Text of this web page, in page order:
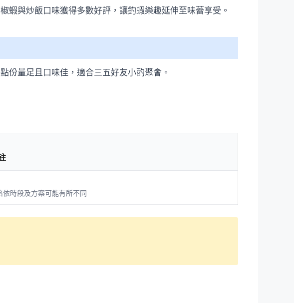
蝦與炒飯口味獲得多數好評，讓釣蝦樂趣延伸至味蕾享受。
份量足且口味佳，適合三五好友小酌聚會。
依時段及方案可能有所不同